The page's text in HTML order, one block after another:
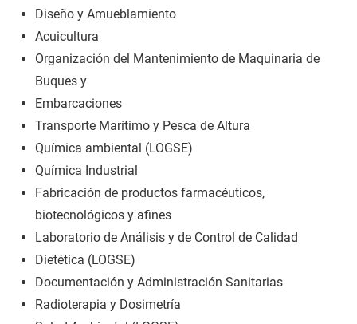
Diseño y Amueblamiento
Acuicultura
Organización del Mantenimiento de Maquinaria de
Buques y
Embarcaciones
Transporte Marítimo y Pesca de Altura
Química ambiental (LOGSE)
Química Industrial
Fabricación de productos farmacéuticos,
biotecnológicos y afines
Laboratorio de Análisis y de Control de Calidad
Dietética (LOGSE)
Documentación y Administración Sanitarias
Radioterapia y Dosimetría